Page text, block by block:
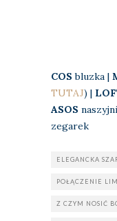
COS bluzka |
TUTAJ) |
ASOS
zegarek
ELEGANCKA
POŁĄCZENIE
Z CZYM NOSIĆ